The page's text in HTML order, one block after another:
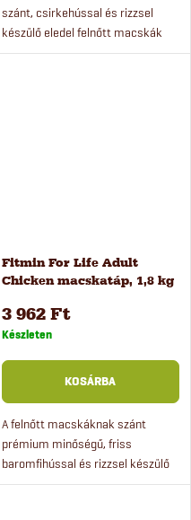
szánt, csirkehússal és rizzsel
készülő eledel felnőtt macskák
számára alkalmas. Ásványi
Fitmin For Life Adult
Chicken macskatáp, 1,8 kg
3 962 Ft
Készleten
KOSÁRBA
A felnőtt macskáknak szánt
prémium minőségű, friss
baromfihússal és rizzsel készülő
granulátumok rendkívül ízletesek.